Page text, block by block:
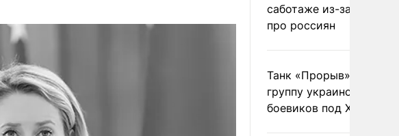
саботаже из-за фейков
про россиян
Танк «Прорыв»
группу украинских
боевиков под